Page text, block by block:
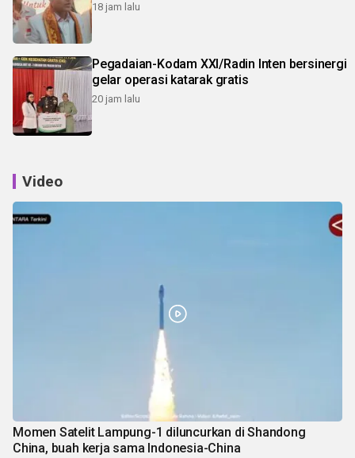
18 jam lalu
Pegadaian-Kodam XXI/Radin Inten bersinergi
gelar operasi katarak gratis
20 jam lalu
Video
Momen Satelit Lampung-1 diluncurkan di Shandong
China, buah kerja sama Indonesia-China